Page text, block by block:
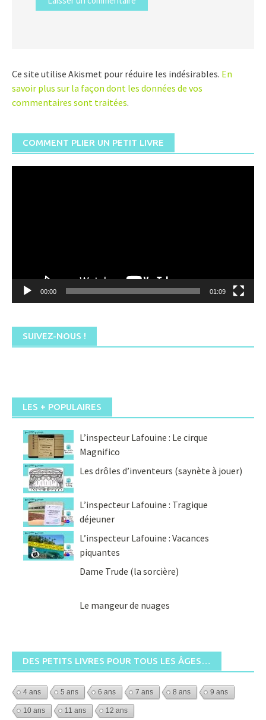
Ce site utilise Akismet pour réduire les indésirables. En
savoir plus sur la façon dont les données de vos
commentaires sont traitées.
COMMENT PLIER UN PETIT LIVRE
00:00 01:09
SUIVEZ-NOUS !
LES + POPULAIRES
L’inspecteur Lafouine : Le cirque
Magnifico
Les drôles d’inventeurs (saynète à jouer)
L’inspecteur Lafouine : Tragique
déjeuner
L’inspecteur Lafouine : Vacances
piquantes
Dame Trude (la sorcière)
Le mangeur de nuages
DES PETITS LIVRES POUR TOUS LES ÂGES…
4 ans 5 ans 6 ans 7 ans 8 ans 9 ans
10 ans 11 ans 12 ans